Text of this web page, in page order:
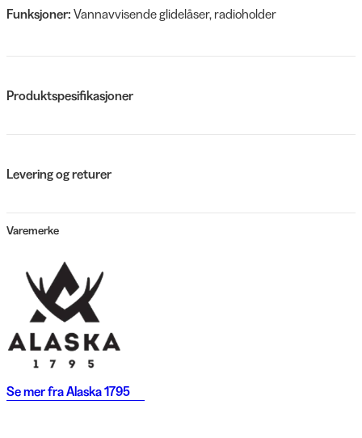
Funksjoner: Vannavvisende glidelåser, radioholder
Produktspesifikasjoner
Levering og returer
Varemerke
Se mer fraAlaska 1795